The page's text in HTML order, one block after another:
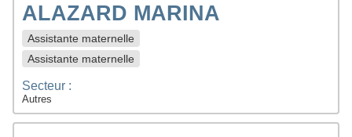
ALAZARD MARINA
Assistante maternelle
Assistante maternelle
Secteur :
Autres